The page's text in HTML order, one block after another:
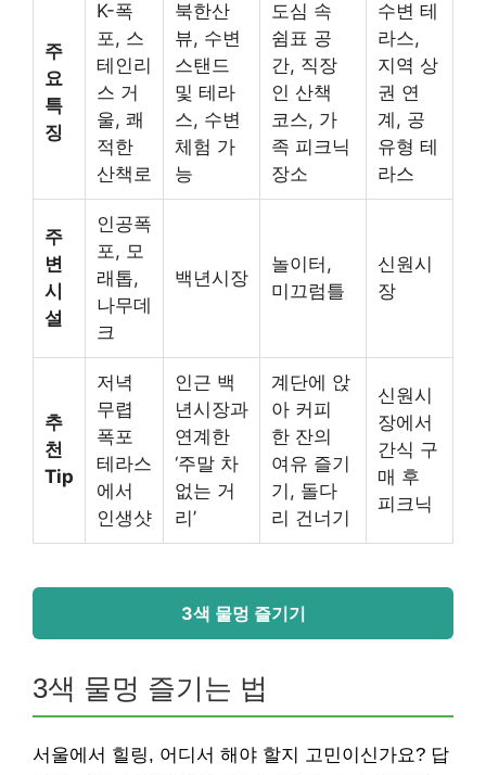
주
요
특
징
K-폭
포, 스
테인리
스 거
울, 쾌
적한
산책로
북한산
뷰, 수변
스탠드
및 테라
스, 수변
체험 가
능
도심 속
쉼표 공
간, 직장
인 산책
코스, 가
족 피크닉
장소
수변 테
라스,
지역 상
권 연
계, 공
유형 테
라스
주
변
시
설
인공폭
포, 모
래톱,
나무데
크
백년시장
놀이터,
미끄럼틀
신원시
장
추
천
Tip
저녁
무렵
폭포
테라스
에서
인생샷
인근 백
년시장과
연계한
‘주말 차
없는 거
리’
계단에 앉
아 커피
한 잔의
여유 즐기
기, 돌다
리 건너기
신원시
장에서
간식 구
매 후
피크닉
3색 물멍 즐기기
3색 물멍 즐기는 법
서울에서 힐링, 어디서 해야 할지 고민이신가요? 답